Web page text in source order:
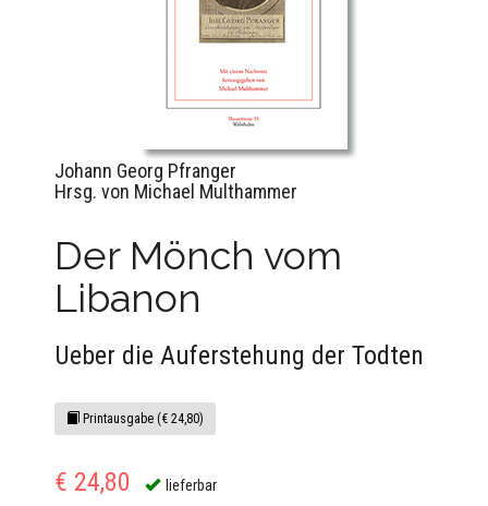
Johann Georg Pfranger
Hrsg. von Michael Multhammer
Der Mönch vom
Libanon
Ueber die Auferstehung der Todten
Printausgabe (€ 24,80)
€ 24,80 lieferbar